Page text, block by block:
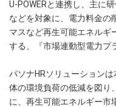
U-POWERと連携し、主に
などを対象に、電力料金の
マスなど再生可能エネルギ
する、『市場連動型電力プ
パソナHRソリューション
体の環境負荷の低減を図り
に、再生可能エネルギー市